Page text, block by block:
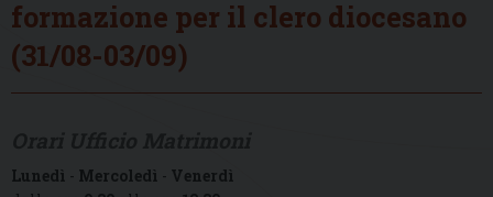
formazione per il clero diocesano
(31/08-03/09)
Lunedì - Mercoledì - Venerdì